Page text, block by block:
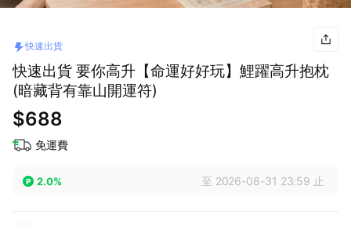
快速出貨
快速出貨 要你高升【命運好好玩】鯉躍高升抱枕
(暗藏背有靠山開運符)
$688
免運費
2.0% 至 2026-08-31 23:59 止